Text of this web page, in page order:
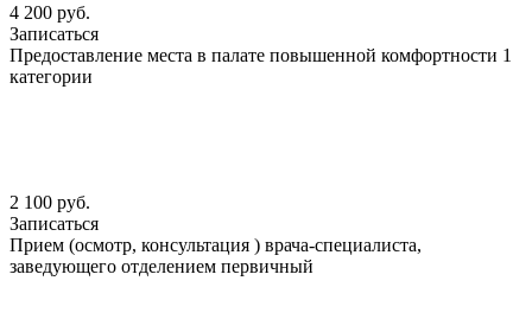
4 200 руб.
Записаться
Предоставление места в палате повышенной комфортности 1
категории
2 100 руб.
Записаться
Прием (осмотр, консультация ) врача-специалиста,
заведующего отделением первичный